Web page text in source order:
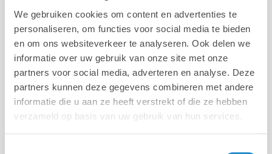
We gebruiken cookies om content en advertenties te
personaliseren, om functies voor social media te bieden
en om ons websiteverkeer te analyseren. Ook delen we
informatie over uw gebruik van onze site met onze
partners voor social media, adverteren en analyse. Deze
partners kunnen deze gegevens combineren met andere
informatie die u aan ze heeft verstrekt of die ze hebben
verzameld op basis van uw gebruik van hun services.
STAY TUNED!
>
Nous n'utilisons votre adresse électronique que pour vous envoyer
notre newsletter mensuelle. Nous ne transmettons pas cette
adresse à des tiers et la conserverons tant que vous ne vous